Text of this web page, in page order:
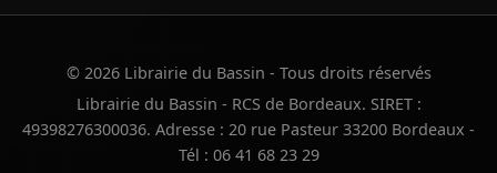
© 2026 Librairie du Bassin - Tous droits réservés
Librairie du Bassin - RCS de Bordeaux. SIRET :
49398276300036. Adresse : 20 rue Pasteur 33200 Bordeaux -
Tél : 06 41 68 23 29